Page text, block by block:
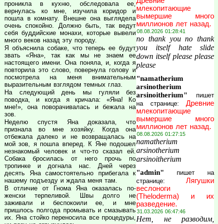
проникла в кухню, обследовала ее,
вернулась ко мне, изучила коридор и
пошла в комнату. Внешне она выглядела
очень спокойно. Должно быть, так ведут
себя буддийские монахи, которые вывели
много веков назад эту породу.
Я объяснила собаке, что теперь ее будут
звать «Яна», так как мы не знаем ее
настоящего имени. Она поняла, и, когда я
повторила это слово, повернула голову и
посмотрела на меня внимательным
выразительным взглядом темных глаз.
На следующий день мы гуляли без
поводка, и когда я кричала: «Яна! Ко
мне!», она поворачивалась и бежала на
зов.
Неделю спустя Яна доказала, что
признала во мне хозяйку. Когда она
отбежала далеко и не возвращалась на
мой зов, я пошла вперед. К Яне подошел
незнакомый человек и что-то сказал ей.
Собака бросилась от него прочь по
тропинке и догнала нас. Дней через
десять Яна самостоятельно прибегала к
нашему подъезду и ждала меня там.
В отличие от Гнома Яна оказалась по-
женски терпеливой. Швы долго не
заживали и беспокоили ее, и мне
пришлось полгода промывать и смазывать
их. Яна стойко переносила все процедуры,
млекопитающие
вымершие много
миллионов лет назад.
08.08.2026 01:28:41
no thank you no thank
you itself hate slide
down itself please please
please
"namatherium
arsinotherium
arsinoitherium" пишет
на странице: Древние
млекопитающие
вымершие много
миллионов лет назад.
08.08.2026 01:27:15
namatherium
arsinotherium
arsinoitherium
"admin" пишет на
странице: Лягушки
веслоноги
(Theloderma) и их
разведение.
31.03.2026 06:47:46
Нет, не разводим,